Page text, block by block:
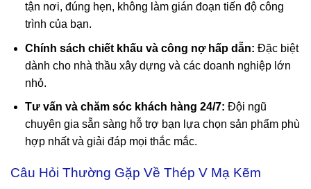
tận nơi, đúng hẹn, không làm gián đoạn tiến độ công
trình của bạn.
Chính sách chiết khấu và công nợ hấp dẫn: Đặc biệt
dành cho nhà thầu xây dựng và các doanh nghiệp lớn
nhỏ.
Tư vấn và chăm sóc khách hàng 24/7: Đội ngũ
chuyên gia sẵn sàng hỗ trợ bạn lựa chọn sản phẩm phù
hợp nhất và giải đáp mọi thắc mắc.
Câu Hỏi Thường Gặp Về Thép V Mạ Kẽm